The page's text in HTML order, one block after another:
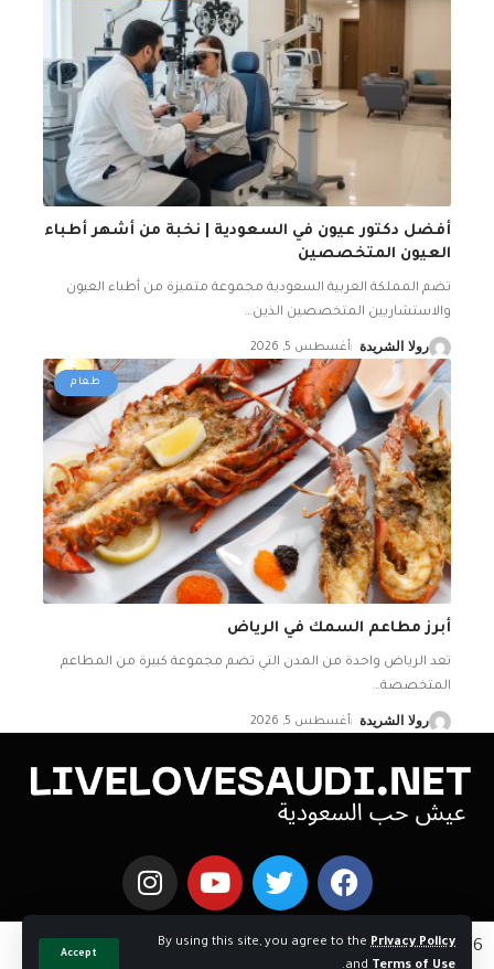
By using this site, you agree to the Privacy Policy
and Terms of Use
.
Accept
أفضل دكتور عيون في السعودية | نخبة من أشهر أطباء
العيون المتخصصين
تضم المملكة العربية السعودية مجموعة متميزة من أطباء العيون
والاستشاريين المتخصصين الذين…
رولا الشريدة أغسطس 5, 2026
طعام
أبرز مطاعم السمك في الرياض
تعد الرياض واحدة من المدن التي تضم مجموعة كبيرة من المطاعم
المتخصصة…
رولا الشريدة أغسطس 5, 2026
Copyright © 2026 اخبار السعوديه | Powered by